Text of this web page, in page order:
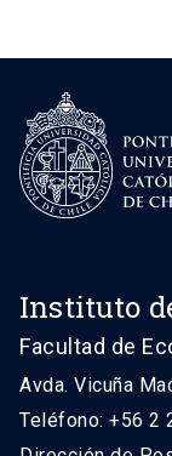
Instituto
Facultad de
Avda. Vicuña
Teléfono: +56 2